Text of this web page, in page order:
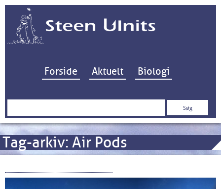
Hop til indhold
Forside Aktuelt Biologi
Søg
Tag-arkiv: Air Pods